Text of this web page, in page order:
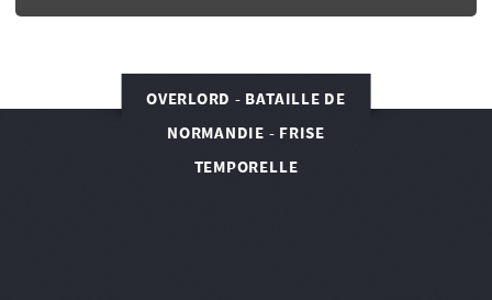
OVERLORD - BATAILLE DE
NORMANDIE - FRISE
TEMPORELLE